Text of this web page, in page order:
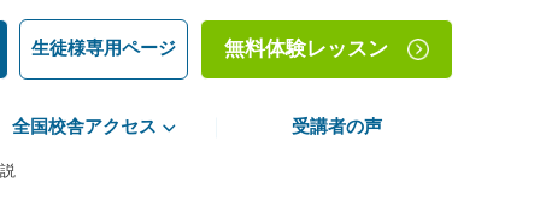
生徒様専用ページ 無料体験レッスン
全国校舎アクセス 受講者の声